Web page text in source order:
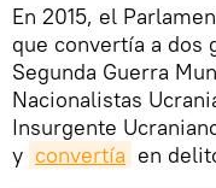
En 2015, el
que convertía a dos
Segunda Guerra
Nacionalistas
Insurgente
y convertía en